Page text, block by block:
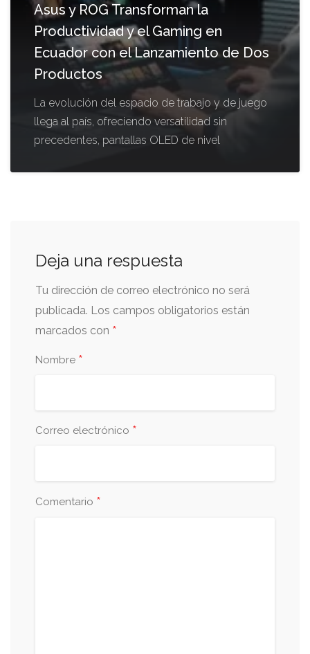
Asus y ROG Transforman la
Productividad y el Gaming en
Ecuador con el Lanzamiento de Dos
Productos
La evolución del espacio de trabajo y de juego
llega al país, ofreciendo versatilidad sin
precedentes, pantallas OLED de nivel
Deja una respuesta
Tu dirección de correo electrónico no será
publicada. Los campos obligatorios están
marcados con *
Nombre *
Correo electrónico *
Comentario *